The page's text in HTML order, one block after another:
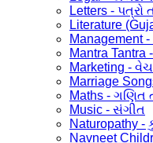
Letters - પત્રો
Literature
Management
Mantra Tantra
Marketing -
Marriage
Maths - ગણિત
Music - સંગીત
Naturopathy -
Navneet